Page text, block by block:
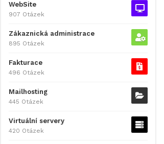
WebSite
907 Otázek
Zákaznická administrace
895 Otázek
Fakturace
496 Otázek
Mailhosting
445 Otázek
Virtuální servery
420 Otázek